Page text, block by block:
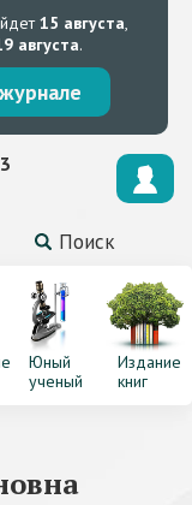
15 августа,
августа.
Поиск
Юный
ученый
Издание
книг